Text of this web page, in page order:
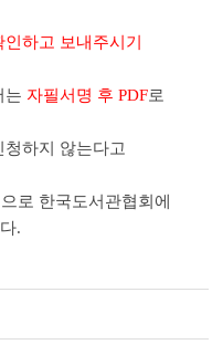
하고 보내주시기
는 자필서명 후 PDF로
하지 않는다고
로 한국도서관협회에
.